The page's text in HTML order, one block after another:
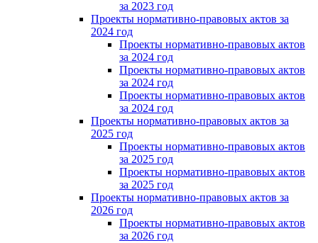
за 2023 год
Проекты нормативно-правовых актов за
2024 год
Проекты нормативно-правовых актов
за 2024 год
Проекты нормативно-правовых актов
за 2024 год
Проекты нормативно-правовых актов
за 2024 год
Проекты нормативно-правовых актов за
2025 год
Проекты нормативно-правовых актов
за 2025 год
Проекты нормативно-правовых актов
за 2025 год
Проекты нормативно-правовых актов за
2026 год
Проекты нормативно-правовых актов
за 2026 год